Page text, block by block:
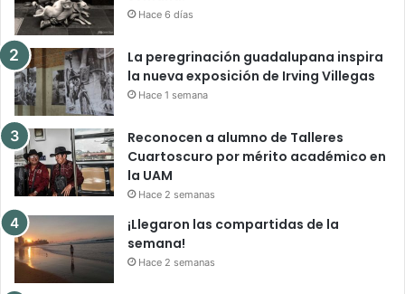
Hace 6 días
La peregrinación guadalupana inspira
la nueva exposición de Irving Villegas
Hace 1 semana
Reconocen a alumno de Talleres
Cuartoscuro por mérito académico en
la UAM
Hace 2 semanas
¡Llegaron las compartidas de la
semana!
Hace 2 semanas